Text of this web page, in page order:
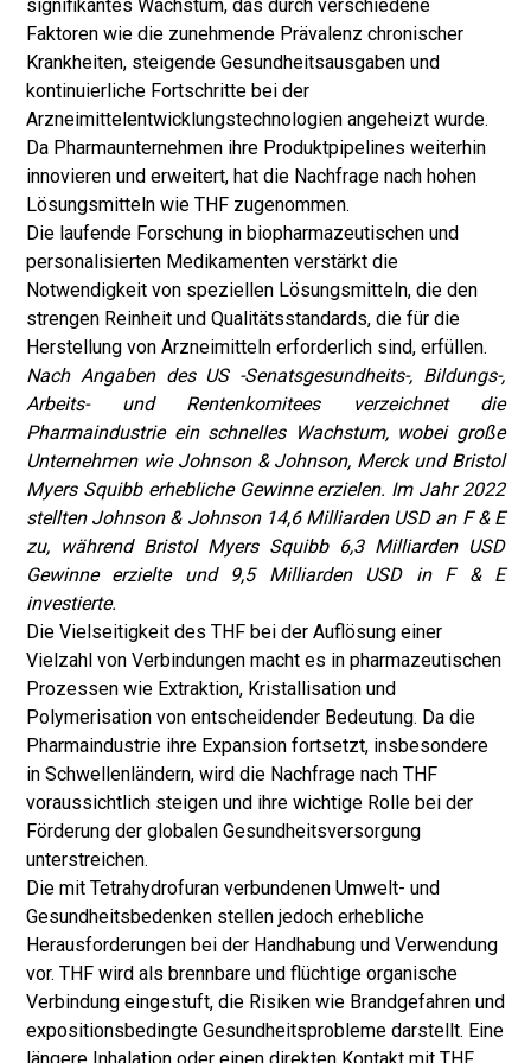
signifikantes Wachstum, das durch verschiedene
Faktoren wie die zunehmende Prävalenz chronischer
Krankheiten, steigende Gesundheitsausgaben und
kontinuierliche Fortschritte bei der
Arzneimittelentwicklungstechnologien angeheizt wurde.
Da Pharmaunternehmen ihre Produktpipelines weiterhin
innovieren und erweitert, hat die Nachfrage nach hohen
Lösungsmitteln wie THF zugenommen.
Die laufende Forschung in biopharmazeutischen und
personalisierten Medikamenten verstärkt die
Notwendigkeit von speziellen Lösungsmitteln, die den
strengen Reinheit und Qualitätsstandards, die für die
Herstellung von Arzneimitteln erforderlich sind, erfüllen.
Nach Angaben des US -Senatsgesundheits-, Bildungs-,
Arbeits- und Rentenkomitees verzeichnet die
Pharmaindustrie ein schnelles Wachstum, wobei große
Unternehmen wie Johnson & Johnson, Merck und Bristol
Myers Squibb erhebliche Gewinne erzielen. Im Jahr 2022
stellten Johnson & Johnson 14,6 Milliarden USD an F & E
zu, während Bristol Myers Squibb 6,3 Milliarden USD
Gewinne erzielte und 9,5 Milliarden USD in F & E
investierte.
Die Vielseitigkeit des THF bei der Auflösung einer
Vielzahl von Verbindungen macht es in pharmazeutischen
Prozessen wie Extraktion, Kristallisation und
Polymerisation von entscheidender Bedeutung. Da die
Pharmaindustrie ihre Expansion fortsetzt, insbesondere
in Schwellenländern, wird die Nachfrage nach THF
voraussichtlich steigen und ihre wichtige Rolle bei der
Förderung der globalen Gesundheitsversorgung
unterstreichen.
Die mit Tetrahydrofuran verbundenen Umwelt- und
Gesundheitsbedenken stellen jedoch erhebliche
Herausforderungen bei der Handhabung und Verwendung
vor. THF wird als brennbare und flüchtige organische
Verbindung eingestuft, die Risiken wie Brandgefahren und
expositionsbedingte Gesundheitsprobleme darstellt. Eine